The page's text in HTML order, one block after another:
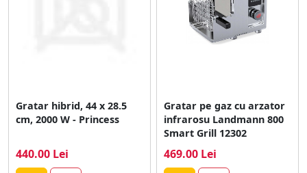
Gratar hibrid, 44 x 28.5
cm, 2000 W - Princess
440.00 Lei
Gratar pe gaz cu arzator
infrarosu Landmann 800
Smart Grill 12302
469.00 Lei